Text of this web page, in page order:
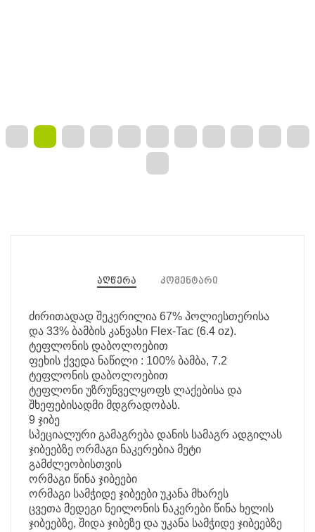
აღწერა კომენტარი
ძირითადად შეკერილია 67% პოლიესთერისა
და 33% ბამბის კანვასი Flex-Tac (6.4 oz).
ტეფლონის დაბოლოებით
ფეხის ქვედა ნაწილი : 100% ბამბა, 7.2
ტეფლონის დაბოლოებით
ტეფლონი უზრუნველყოფს ლაქებისა და
შხეფებისადმი მდგრადობას.
9 ჯიბე
სპეციალური გამაგრება დანის სამაგრ ადგილას
ჯიბეებზე ორმაგი ნაკერებია მეტი
გამძლეობისთვის
ორმაგი წინა ჯიბეები
ორმაგი სამჭიდე ჯიბეები უკანა მხარეს
ცვეთა მედეგი ნეილონის ნაკერები წინა ხელის
ჯიბეებზე, შიდა ჯიბეზე და უკანა სამჭიდე ჯიბეებზე